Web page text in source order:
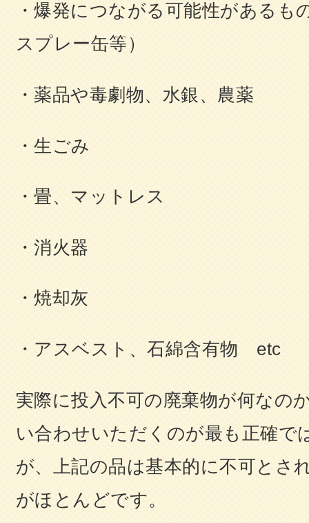
・爆発につながる可能性があるも
スプレー缶等）
・薬品や毒劇物、水銀、農薬
・生ごみ
・畳、マットレス
・消火器
・焼却灰
・アスベスト、石綿含有物 etc
実際に投入不可の廃棄物が何なの
い合わせいただくのが最も正確で
が、上記の品は基本的に不可とさ
がほとんどです。